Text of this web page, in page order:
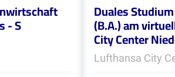
- S
Duales
(B.A.) am
City Center
Lufthansa City